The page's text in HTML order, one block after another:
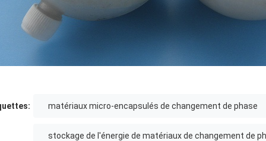
matériaux micro-encapsulés de changement de phase
stockage de l'énergie de matériaux de changement de